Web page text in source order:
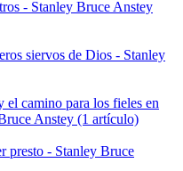
- Stanley Bruce Anstey
siervos de Dios - Stanley
el camino para los fieles en
Anstey (1 artículo)
presto - Stanley Bruce